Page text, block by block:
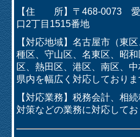
【住 所】〒468-0073 愛
口2丁目1515番地
【対応地域】名古屋市（東
種区、守山区、名東区、昭
区、熱田区、港区、南区、
県内を幅広く対応しておりま
【対応業務】税務会計、相
対策などの業務に対応してお